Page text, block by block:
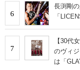
6
長渕剛
「
7
【30代
のヴィ
は「